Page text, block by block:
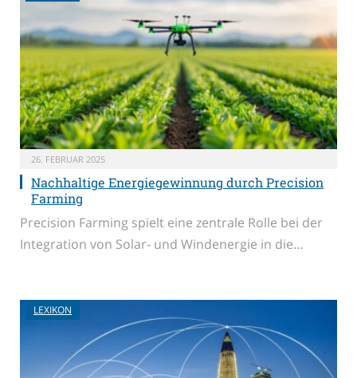
26. FEBRUAR 2025
Nachhaltige Energiegewinnung durch Precision
Farming
Precision Farming spielt eine zentrale Rolle bei der
Integration von Solar- und Windenergie in die…
LEXIKON